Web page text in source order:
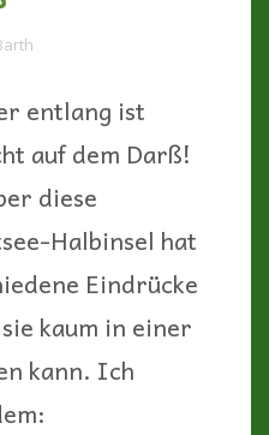
entlang ist
auf dem Darß!
diese
Halbinsel hat
Eindrücke
kaum in einer
kann. Ich